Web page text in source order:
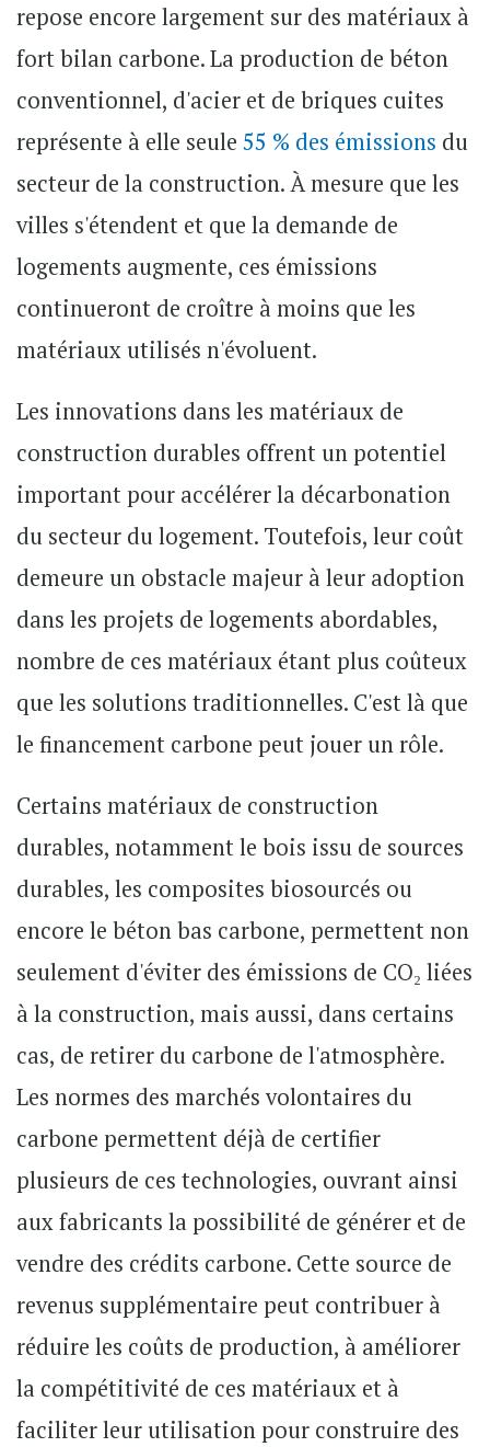
repose encore largement sur des matériaux à
fort bilan carbone. La production de béton
conventionnel, d'acier et de briques cuites
représente à elle seule 55 % des émissions du
secteur de la construction. À mesure que les
villes s'étendent et que la demande de
logements augmente, ces émissions
continueront de croître à moins que les
matériaux utilisés n'évoluent.
Les innovations dans les matériaux de
construction durables offrent un potentiel
important pour accélérer la décarbonation
du secteur du logement. Toutefois, leur coût
demeure un obstacle majeur à leur adoption
dans les projets de logements abordables,
nombre de ces matériaux étant plus coûteux
que les solutions traditionnelles. C'est là que
le financement carbone peut jouer un rôle.
Certains matériaux de construction
durables, notamment le bois issu de sources
durables, les composites biosourcés ou
encore le béton bas carbone, permettent non
seulement d'éviter des émissions de CO₂ liées
à la construction, mais aussi, dans certains
cas, de retirer du carbone de l'atmosphère.
Les normes des marchés volontaires du
carbone permettent déjà de certifier
plusieurs de ces technologies, ouvrant ainsi
aux fabricants la possibilité de générer et de
vendre des crédits carbone. Cette source de
revenus supplémentaire peut contribuer à
réduire les coûts de production, à améliorer
la compétitivité de ces matériaux et à
faciliter leur utilisation pour construire des